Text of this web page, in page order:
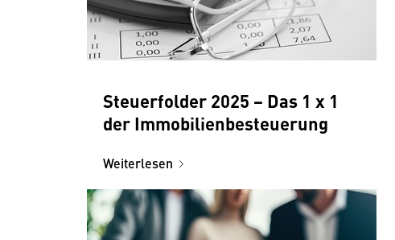
Steuerfolder 2025 − Das 1 x 1
der Immobilienbesteuerung
Weiterlesen